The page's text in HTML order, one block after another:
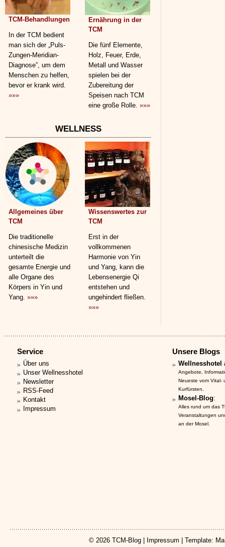
TCM-Behandlungen
In der TCM bedient
man sich der „Puls-
Zungen-Meridian-
Diagnose”, um dem
Menschen zu helfen,
bevor er krank wird.
»»»
Ernährung in der
TCM
Die fünf Elemente,
Holz, Feuer, Erde,
Metall und Wasser
spielen bei der
Zubereitung der
Speisen nach TCM
eine große Rolle. »»»
WELLNESS
Allgemeines über
TCM
Die traditionelle
chinesische Medizin
unterteilt die
gesamte Energie und
alle Organe des
Körpers in Yin und
Yang. »»»
Wissenswertes zur
TCM
Erst in der
vollkommenen
Harmonie von Yin
und Yang, kann die
Lebensenergie Qi
entstehen und
ungehindert fließen.
»»»
Service
Über uns
Unser Wellnesshotel
Newsletter
RSS-Feed
Kontakt
Impressum
Unsere Blogs
Wellnesshotel
Angebote,
Neueste vom Vital-
Kurfürsten.
Mosel-Blog:
Alles rund um das
Veranstaltungen
an der Mosel.
© 2026 TCM-Blog| Impressum | Template: